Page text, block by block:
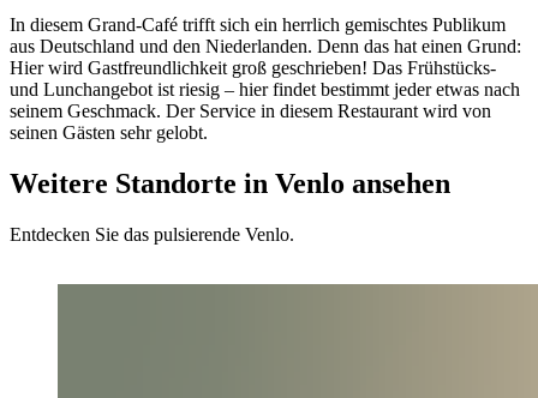
In diesem Grand-Café trifft sich ein herrlich gemischtes Publikum
aus Deutschland und den Niederlanden. Denn das hat einen Grund:
Hier wird Gastfreundlichkeit groß geschrieben! Das Frühstücks-
und Lunchangebot ist riesig – hier findet bestimmt jeder etwas nach
seinem Geschmack. Der Service in diesem Restaurant wird von
seinen Gästen sehr gelobt.
Weitere Standorte in Venlo ansehen
Entdecken Sie das pulsierende Venlo.